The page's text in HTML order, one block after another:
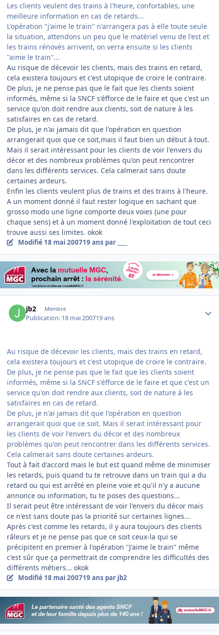
Les clients veulent des trains à l'heure, confortables, une
meilleure information en cas de retards...
L'opération "j'aime le train" n'arrangera pas à elle toute seule
la situation, attendons un peu que le matériel venu de l'est et
les trains rénovés arrivent, on verra ensuite si les clients
"aime le train"...
Au risque de décevoir les clients, mais des trains en retard,
cela existera toujours et c'est utopique de croire le contraire.
De plus, je ne pense pas que le fait que les clients soient
informés, même si la SNCF s'éfforce de le faire et que c'est un
service qu'on doit rendre aux clients, soit de nature à les
satisfaires en cas de retard.
De plus, je n'ai jamais dit que l'opération en question
arrangerait quoi que ce soit,mais il faut bien un début à tout.
Mais il serait intéressant pour les clients de voir l'envers du
décor et des nombreux problèmes qu'on peut rencontrer
dans les différents services. Cela calmerait sans doute
certaines ardeurs.
Enfin les clients veulent plus de trains et des trains à l'heure.
A un moment donné il faut rester logique en sachant que
grosso modo une ligne comporte deux voies (une pour
chaque sens) et à un moment donné l'exploitation de tout ceci
trouve aussi ses limites. okok
Modifié 18 mai 200719 ans par ____
jb2 Membre
Publication: 18 mai 200719 ans
Au risque de décevoir les clients, mais des trains en retard,
cela existera toujours et c'est utopique de croire le contraire.
De plus, je ne pense pas que le fait que les clients soient
informés, même si la SNCF s'éfforce de le faire et que c'est un
service qu'on doit rendre aux clients, soit de nature à les
satisfaires en cas de retard.
De plus, je n'ai jamais dit que l'opération en question
arrangerait quoi que ce soit. Mais il serait intéressant pour
les clients de voir l'envers du décor et des nombreux
problèmes qu'on peut rencontrer dans les différents services.
Cela calmerait sans doute certaines ardeurs.
Tout à fait d'accord mais le but est quand même de minimiser
les retards, puis quand tu te retrouve dans un train qui a du
retard ou qui est arrêté en pleine voie et qu'il n'y a aucune
annonce ou information, tu te poses des questions...
Il serait peut être intéressant de voir l'envers du décor mais
ce n'est sans doute pas la priorité sur certaines lignes...
Après c'est comme les retards, il y aura toujours des clients
râleurs et je ne pense pas que ce soit ceux-la qui se
précipitent en premier à l'opération "J'aime le train" même
c'est sûr que ça permettrait de comprendre les difficultés des
différents métiers... okok
Modifié 18 mai 200719 ans par jb2